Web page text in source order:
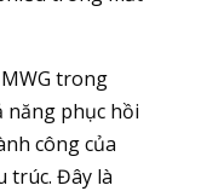
trong
phục hồi
công của
trúc. Đây là